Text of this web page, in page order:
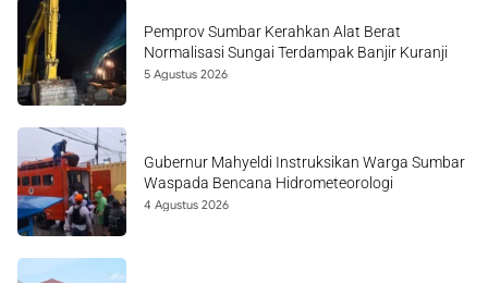
Pemprov Sumbar Kerahkan Alat Berat
Normalisasi Sungai Terdampak Banjir Kuranji
5 Agustus 2026
Gubernur Mahyeldi Instruksikan Warga Sumbar
Waspada Bencana Hidrometeorologi
4 Agustus 2026